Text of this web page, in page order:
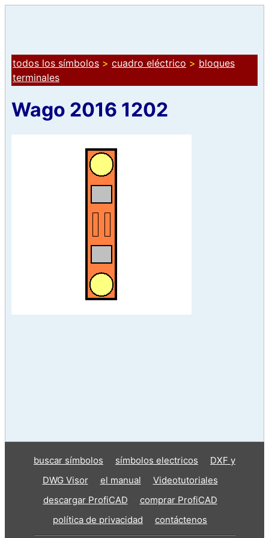
todos los símbolos > cuadro eléctrico > bloques
terminales
Wago 2016 1202
buscar símbolos símbolos electricos
DXF y
DWG Visor
el manual
Videotutoriales
descargar ProfiCAD
comprar ProfiCAD
política de privacidad
contáctenos